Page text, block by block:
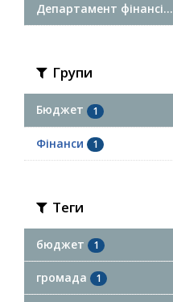
Департамент фінансі...
Групи
Бюджет 1
Фінанси 1
Теги
бюджет 1
громада 1